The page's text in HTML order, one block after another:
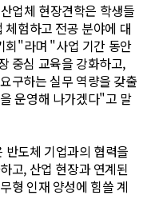
업체 현장견학은 학생들
험하고 전공 분야에 대
회"라며 "사업 기간 동안
중심 교육을 강화하고,
구하는 실무 역량을 갖출
운영해 나가겠다"고 말
도체 기업과의 협력을
고, 산업 현장과 연계된
형 인재 양성에 힘쓸 계